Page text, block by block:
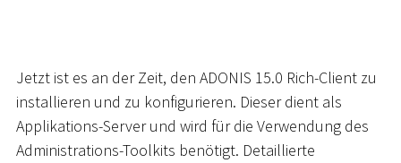
Jetzt ist es an der Zeit, den ADONIS 15.0 Rich-Client zu
installieren und zu konfigurieren. Dieser dient als
Applikations-Server und wird für die Verwendung des
Administrations-Toolkits benötigt. Detaillierte